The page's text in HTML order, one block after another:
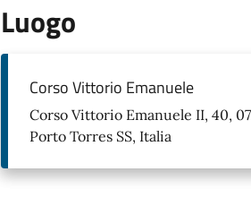
Luogo
Corso Vittorio Emanuele
Corso Vittorio Emanuele II, 40,
Porto Torres SS, Italia